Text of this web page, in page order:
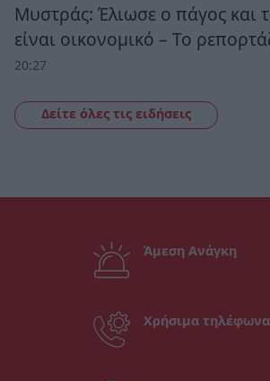
Μυστράς: Έλιωσε ο πάγος και
είναι οικονομικό – Το
20:27
Δείτε όλες τις ειδήσεις
Άμεση Ανάγκη
Χρήσιμα τηλέφωνα